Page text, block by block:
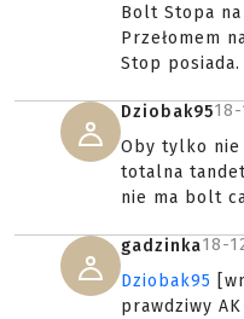
Bolt Stopa
Przełomem
Stop posiada.
Dziobak95
Oby tylko
totalna
nie ma bolt
gadzinka18-
Dziobak95
prawdziwy